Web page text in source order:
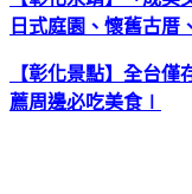
日式庭園、懷舊古厝
【彰化景點】全台
薦周邊必吃美食∣